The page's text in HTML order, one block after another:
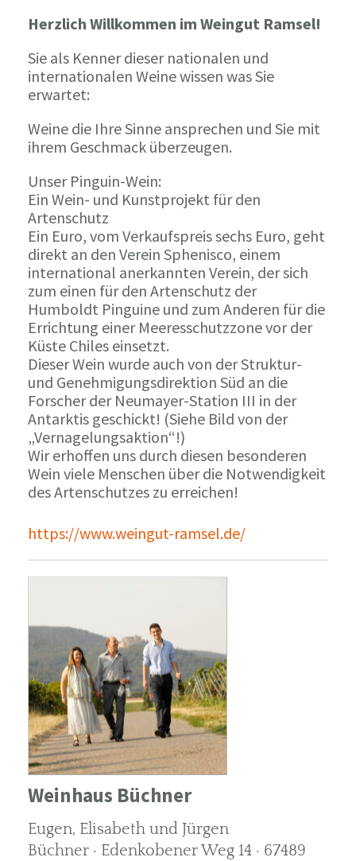
Herzlich Willkommen im Weingut Ramsel!
Sie als Kenner dieser nationalen und
internationalen Weine wissen was Sie
erwartet:
Weine die Ihre Sinne ansprechen und Sie mit
ihrem Geschmack überzeugen.
Unser Pinguin-Wein:
Ein Wein- und Kunstprojekt für den
Artenschutz
Ein Euro, vom Verkaufspreis sechs Euro, geht
direkt an den Verein Sphenisco, einem
international anerkannten Verein, der sich
zum einen für den Artenschutz der
Humboldt Pinguine und zum Anderen für die
Errichtung einer Meeresschutzzone vor der
Küste Chiles einsetzt.
Dieser Wein wurde auch von der Struktur-
und Genehmigungsdirektion Süd an die
Forscher der Neumayer-Station III in der
Antarktis geschickt! (Siehe Bild von der
„Vernagelungsaktion“!)
Wir erhoffen uns durch diesen besonderen
Wein viele Menschen über die Notwendigkeit
des Artenschutzes zu erreichen!
https://www.weingut-ramsel.de/
Weinhaus Büchner
Eugen, Elisabeth und Jürgen
Büchner · Edenkobener Weg 14 · 67489